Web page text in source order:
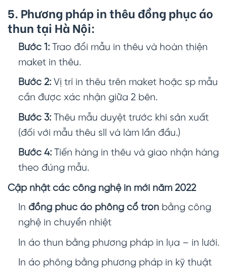
5. Phương pháp in thêu đồng phục áo
thun tại Hà Nội:
Bước 1:Trao đổi mẫu in thêu và hoàn thiện
maket in thêu.
Bước 2:Vị trí in thêu trên maket hoặc sp mẫu
cần được xác nhận giữa 2 bên.
Bước 3:Thêu mẫu duyệt trước khi sản xuất
(đối với mẫu thêu sll và làm lần đầu.)
Bước 4:Tiến hàng in thêu và giao nhận hàng
theo đúng mẫu.
Cập nhật các công nghệ in mới năm 2022
In đồng phuc áo phông cổ tròn bằng công
nghệ in chuyển nhiệt
In áo thun bằng phương pháp in lụa – in lưới.
In áo phông bằng phương pháp in kỹ thuật